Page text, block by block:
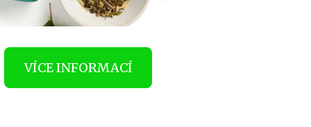
VÍCE INFORMACÍ